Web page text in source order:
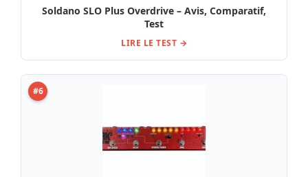
Soldano SLO Plus Overdrive – Avis, Comparatif,
Test
LIRE LE TEST →
#6